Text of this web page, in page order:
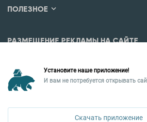
ПОЛЕЗНОЕ
РАЗМЕЩЕНИЕ РЕКЛАМЫ НА САЙТЕ
Уральская палата недвижимости
ул. Горького, 65, 0 подъезд, 3 этаж
Установите наше приложение!
И вам не потребуется открывать
Скачать приложение